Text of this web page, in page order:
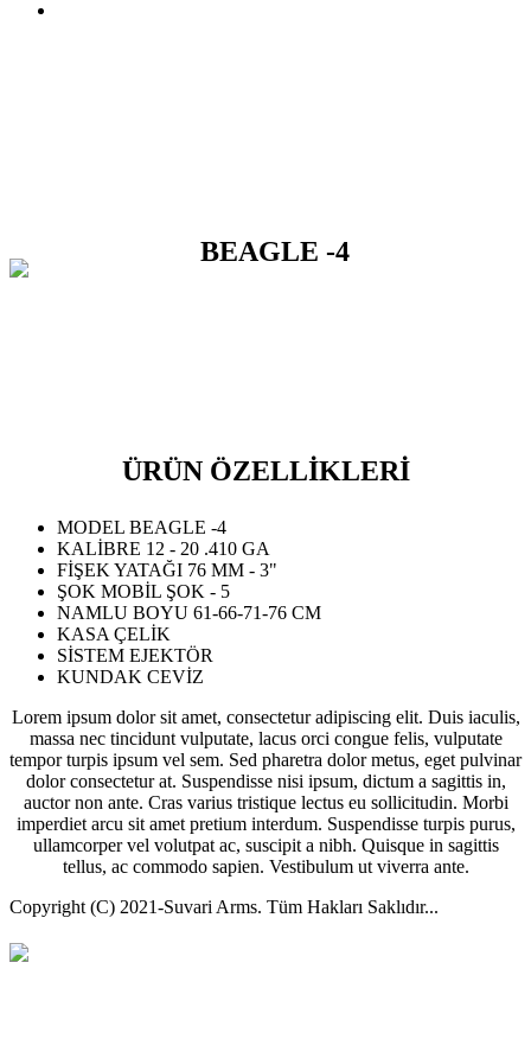
BEAGLE -4
ÜRÜN ÖZELLİKLERİ
MODEL BEAGLE -4
KALİBRE 12 - 20 .410 GA
FİŞEK YATAĞI 76 MM - 3"
ŞOK MOBİL ŞOK - 5
NAMLU BOYU 61-66-71-76 CM
KASA ÇELİK
SİSTEM EJEKTÖR
KUNDAK CEVİZ
Lorem ipsum dolor sit amet, consectetur adipiscing elit. Duis iaculis,
massa nec tincidunt vulputate, lacus orci congue felis, vulputate
tempor turpis ipsum vel sem. Sed pharetra dolor metus, eget pulvinar
dolor consectetur at. Suspendisse nisi ipsum, dictum a sagittis in,
auctor non ante. Cras varius tristique lectus eu sollicitudin. Morbi
imperdiet arcu sit amet pretium interdum. Suspendisse turpis purus,
ullamcorper vel volutpat ac, suscipit a nibh. Quisque in sagittis
tellus, ac commodo sapien. Vestibulum ut viverra ante.
Copyright (C) 2021-Suvari Arms. Tüm Hakları Saklıdır...